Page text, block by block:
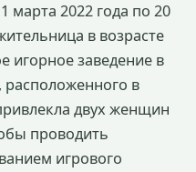
марта 2022 года по 20
в возрасте
игорное заведение в
в
двух женщин
проводить
игрового